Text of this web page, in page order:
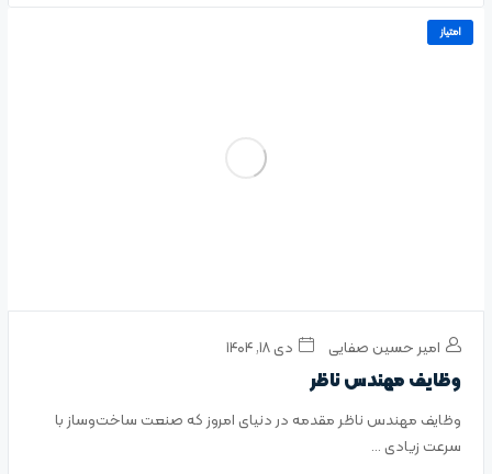
امتیاز
امیر حسین صفایی دی ۱۸, ۱۴۰۴
وظایف مهندس ناظر
وظایف مهندس ناظر مقدمه در دنیای امروز که صنعت ساخت‌وساز با
سرعت زیادی ...